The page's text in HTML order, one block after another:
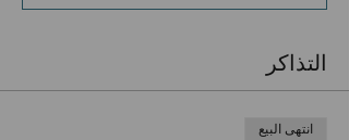
التذاكر
انتهى البيع